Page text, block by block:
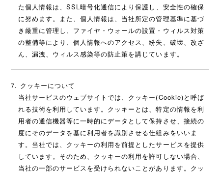
た個人情報は、SSL暗号化通信により保護し、安全性の確保
に努めます。また、個人情報は、当社所定の管理基準に基づ
き厳重に管理し、ファイヤ・ウォールの設置・ウィルス対策
の整備等により、個人情報へのアクセス、紛失、破壊、改ざ
ん、漏洩、ウィルス感染等の防止策を講じています。
クッキーについて
当社サービスのウェブサイトでは、クッキー(Cookie)と呼ば
れる技術を利用しています。クッキーとは、特定の情報を利
用者の通信機器等に一時的にデータとして保持させ、接続の
度にそのデータを基に利用者を識別させる仕組みをいいま
す。当社では、クッキーの利用を前提としたサービスを提供
しています。そのため、クッキーの利用を許可しない場合、
当社の一部のサービスを受けられないことがあります。クッ